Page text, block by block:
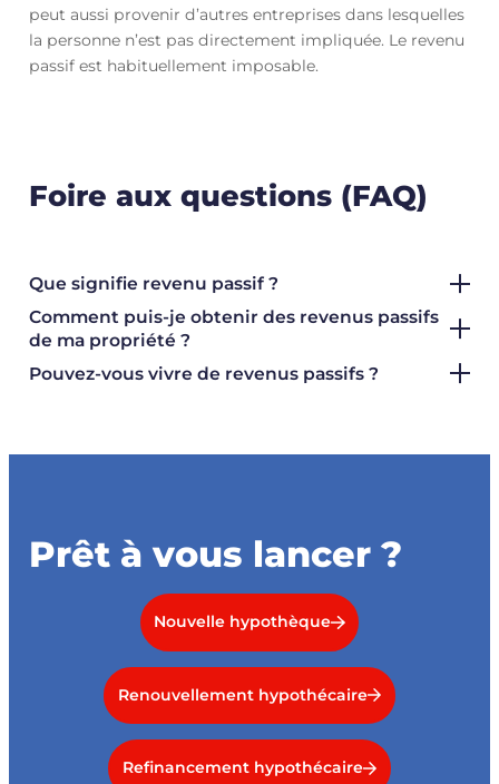
peut aussi provenir d’autres entreprises dans lesquelles
la personne n’est pas directement impliquée. Le revenu
passif est habituellement imposable.
Foire aux questions (FAQ)
Que signifie revenu passif ?
Comment puis-je obtenir des revenus passifs
de ma propriété ?
Pouvez-vous vivre de revenus passifs ?
Prêt à vous lancer ?
Nouvelle hypothèque
Renouvellement hypothécaire
Refinancement hypothécaire